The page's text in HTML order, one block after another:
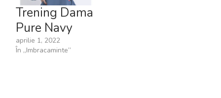
Trening Dama
Pure Navy
aprilie 1, 2022
În „Imbracaminte”